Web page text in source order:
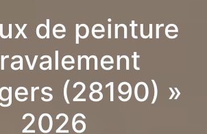
de peinture
(28190) »
2026